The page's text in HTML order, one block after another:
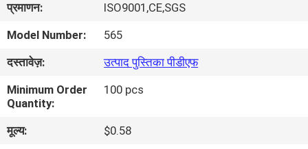
बारे
में
कारखाने
का
दौरा
प्रमाणन:
ISO9001,CE,SGS
Model Number:
565
दस्तावेज़:
उत्पाद पुस्तिका पीडीएफ
Minimum Order
Quantity:
100 pcs
मूल्य:
$0.58